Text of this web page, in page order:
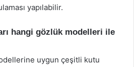
yapılabilir.
hangi gözlük modelleri ile
uygun çeşitli kutu